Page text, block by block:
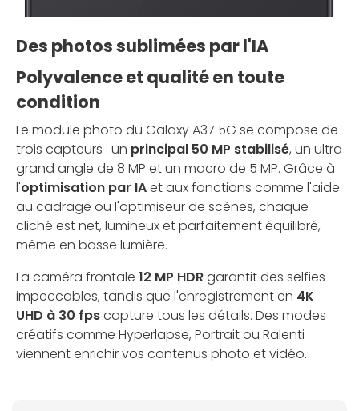
Des photos sublimées par l'IA
Polyvalence et qualité en toute
condition
Le module photo du Galaxy A37 5G se compose de
trois capteurs : un principal 50 MP stabilisé, un ultra
grand angle de 8 MP et un macro de 5 MP. Grâce à
l'optimisation par IAet aux fonctions comme l'aide
au cadrage ou l'optimiseur de scènes, chaque
cliché est net, lumineux et parfaitement équilibré,
même en basse lumière.
La caméra frontale 12 MP HDRgarantit des selfies
impeccables, tandis que l'enregistrement en 4K
UHD à 30 fpscapture tous les détails. Des modes
créatifs comme Hyperlapse, Portrait ou Ralenti
viennent enrichir vos contenus photo et vidéo.